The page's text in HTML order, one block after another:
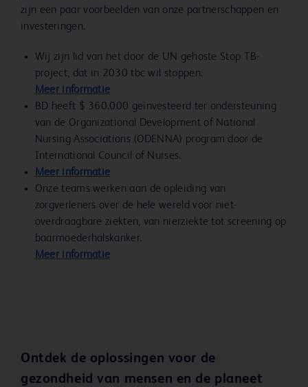
zijn een paar voorbeelden van onze partnerschappen en
investeringen.
Wij zijn lid van het door de UN gehoste Stop TB-
project, dat in 2030 tbc wil stoppen.
Meer informatie
BD heeft $ 360.000 geïnvesteerd ter ondersteuning
van de Organizational Development of National
Nursing Associations (ODENNA) program door de
International Council of Nurses.
Meer informatie
Onze teams werken aan de opleiding van
zorgverleners over de hele wereld voor niet-
overdraagbare ziekten, van nierziekte tot screening op
baarmoederhalskanker.
Meer informatie
Ontdek de oplossingen voor de
gezondheid van mensen en de planeet